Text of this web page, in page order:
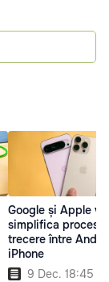
Google și Apple
simplifica
trecere între
iPhone
9 Dec. 18:45